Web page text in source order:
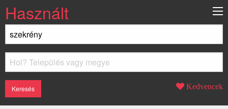
Használt
Kedvencek